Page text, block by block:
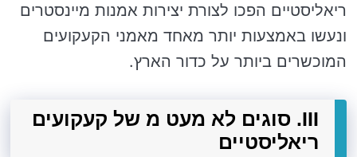
ריאליסטיים הפכו לצורת יצירות אמנות מיינסטרים
ונעשו באמצעות יותר מאחד מאמני הקעקועים
המוכשרים ביותר על כדור הארץ.
III. סוגים לא מעט מ של קעקועים
ריאליסטיים